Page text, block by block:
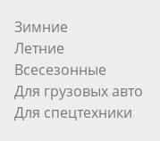
Зимние
Летние
Всесезонные
Для грузовых авто
Для спецтехники